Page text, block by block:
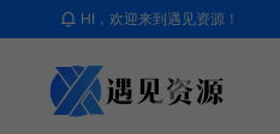
HI，欢迎来到遇见资源！